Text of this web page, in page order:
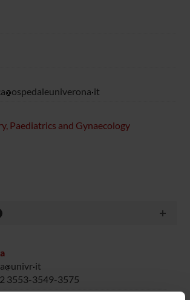
ospedaleuniverona it
Paediatrics and Gynaecology
univr it
3553-3549-3575